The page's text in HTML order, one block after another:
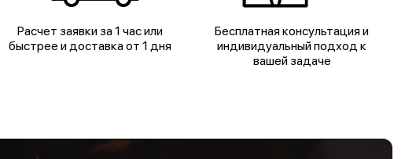
Расчет заявки за 1 час или
быстрее и доставка от 1 дня
Бесплатная консультация и
индивидуальный подход к
вашей задаче